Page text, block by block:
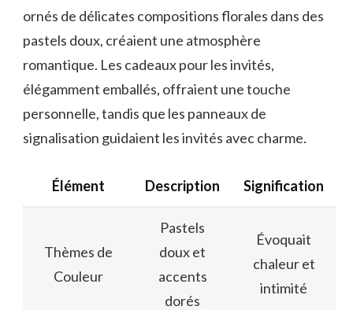
ornés de délicates compositions florales dans des
pastels doux, créaient une atmosphère
romantique. Les cadeaux pour les invités,
élégamment emballés, offraient une touche
personnelle, tandis que les panneaux de
signalisation guidaient les invités avec charme.
Élément Description Signification
Thèmes de
Couleur
Pastels
doux et
accents
dorés
Évoquait
chaleur et
intimité